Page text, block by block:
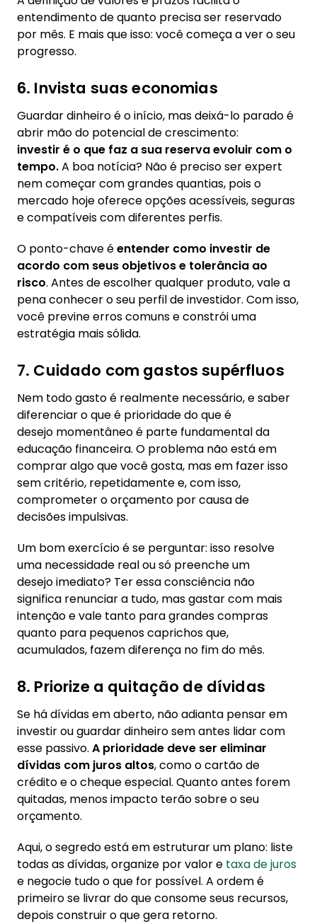
entendimento de quanto precisa ser reservado
por mês. E mais que isso: você começa a ver o seu
progresso.
6. Invista suas economias
Guardar dinheiro é o início, mas deixá-lo parado é
abrir mão do potencial de crescimento:
investir é o que faz a sua reserva evoluir com o
tempo.A boa notícia? Não é preciso ser expert
nem começar com grandes quantias, pois o
mercado hoje oferece opções acessíveis, seguras
e compatíveis com diferentes perfis.
O ponto-chave éentender como investir de
acordo com seus objetivos e tolerância ao
risco. Antes de escolher qualquer produto, vale a
pena conhecer o seu perfil de investidor. Com isso,
você previne erros comuns e constrói uma
estratégia mais sólida.
7. Cuidado com gastos supérfluos
Nem todo gasto é realmente necessário, e saber
diferenciar o que é prioridade do que é
desejo momentâneo é parte fundamental da
educação financeira. O problema não está em
comprar algo que você gosta, mas em fazer isso
sem critério, repetidamente e, com isso,
comprometer o orçamento por causa de
decisões impulsivas.
Um bom exercício é se perguntar: isso resolve
uma necessidade real ou só preenche um
desejo imediato? Ter essa consciência não
significa renunciar a tudo, mas gastar com mais
intenção e vale tanto para grandes compras
quanto para pequenos caprichos que,
acumulados, fazem diferença no fim do mês.
8. Priorize a quitação de dívidas
Se há dívidas em aberto, não adianta pensar em
investir ou guardar dinheiro sem antes lidar com
esse passivo. A prioridade deve ser eliminar
dívidas com juros altos, como o cartão de
crédito e o cheque especial. Quanto antes forem
quitadas, menos impacto terão sobre o seu
orçamento.
Aqui, o segredo está em estruturar um plano: liste
todas as dívidas, organize por valor e taxa de juros
e negocie tudo o que for possível. A ordem é
primeiro se livrar do que consome seus recursos,
depois construir o que gera retorno.